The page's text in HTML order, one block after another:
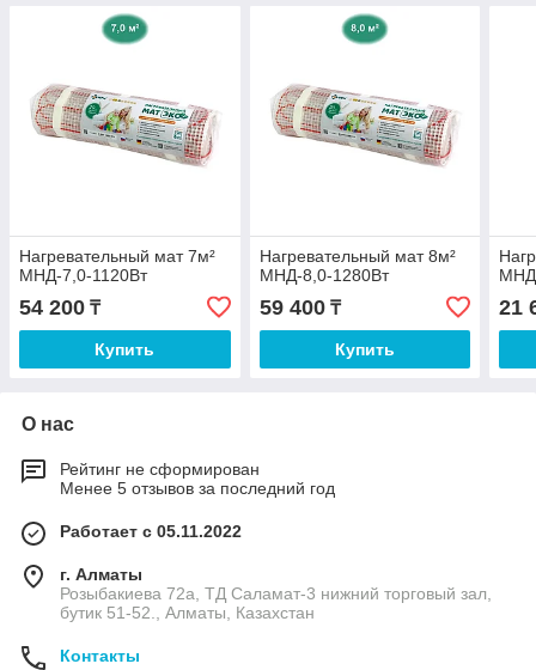
Нагревательный мат 7м²
МНД-7,0-1120Вт
54 200 ₸
Купить
Нагревательный мат 8м²
МНД-8,0-1280Вт
59 400₸
Купить
21
О нас
Рейтинг не сформирован
Менее 5 отзывов за последний год
Работает с 05.11.2022
г. Алматы
Розыбакиева 72а, ТД Саламат-3 нижний торговый зал,
бутик 51-52., Алматы, Казахстан
Контакты